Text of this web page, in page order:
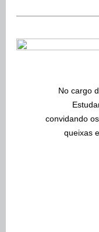
No cargo
convidando
queixas